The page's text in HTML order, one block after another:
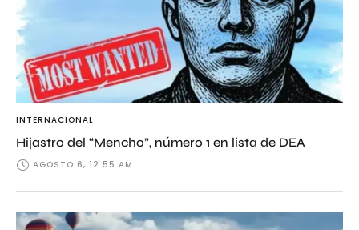
INTERNACIONAL
Hijastro del “Mencho”, número 1 en lista de DEA
AGOSTO 6, 12:55 AM